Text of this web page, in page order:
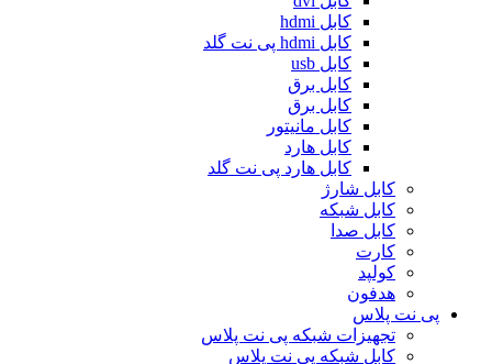
کابل hdmi
کابل hdmi پی نت گلد
کابل usb
کابل برق
کابل برق
کابل مانیتور
کابل هارد
کابل هارد پی نت گلد
کابل شارژ
کابل شبکه
کابل صدا
کارت
کولپد
هدفون
پی نت پلاس
تجهیزات شبکه پی نت پلاس
کابل شبکه پی نت پلاس